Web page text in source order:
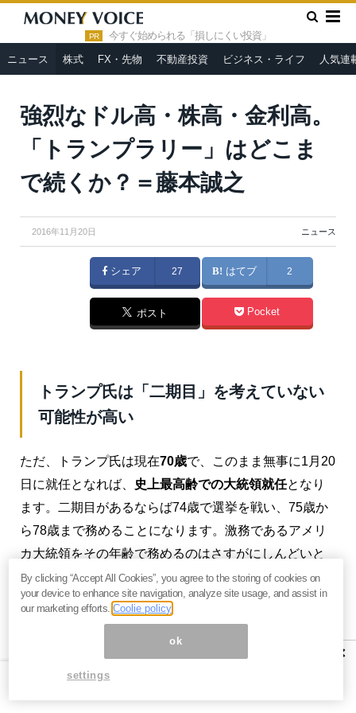
PR 今すぐ始められる「損しにくい投資」
ニュース 株式 FX・先物 不動産投資 ビジネス・ライフ 人気連
HOME » ニュース »
強烈なドル高・株高・金利高。「トランプ
ラリー」はどこまで続くか？＝藤本誠之
Evan El-Amin / Shutterstock.com
強烈なドル高・株高・金利高。
「トランプラリー」はどこま
で続くか？＝藤本誠之
2016年11月20日 ニュース
シェア 27 はてブ 2
ポスト Pocket
トランプ氏は「二期目」を考えていない
可能性が高い
ただ、トランプ氏は現在70歳で、このまま無事に1月20
日に就任となれば、
史上最高齢での大統領就任となり
ます。二期目があるならば74歳で選挙を戦い、75歳か
ら78歳まで務めることになります。激務であるアメリ
カ大統領をその年齢で務めるのはさすがにしんどいと
思われます。ましてや全米を飛び回って毎日移動しな
がら演説をし、選挙戦を戦うのはもっと大変です。そ
トランプ氏は二期目を考えていないのだろ
普通は二期を考えるわけですが、その場合、自分が言
った政策を実行できなければ二期目は落選してしまい
×
By clicking “Accept All Cookies”, you agree to the storing of cookies on
your device to enhance site navigation, analyze site usage, and assist in
our marketing efforts.Coolie policy
ok
settings